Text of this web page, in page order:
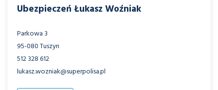
Ubezpieczeń Łukasz Woźniak
Parkowa 3
95-080 Tuszyn
512 328 612
lukasz.wozniak@superpolisa.pl